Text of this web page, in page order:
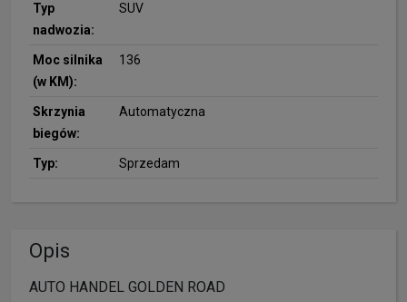
Typ
nadwozia:
SUV
Moc silnika
(w KM):
136
Skrzynia
biegów:
Automatyczna
Typ: Sprzedam
Opis
AUTO HANDEL GOLDEN ROAD